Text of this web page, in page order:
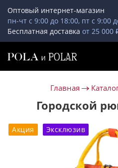
Оптовый интернет-магазин
пн-чт с 9:00 до 18:00, пт с 9:00
Бесплатная доставка от 25 000
Главная
Городской
Акция Эксклюзив